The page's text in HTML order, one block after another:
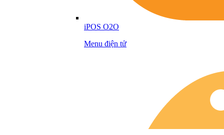
iPOS O2O
Menu điện tử